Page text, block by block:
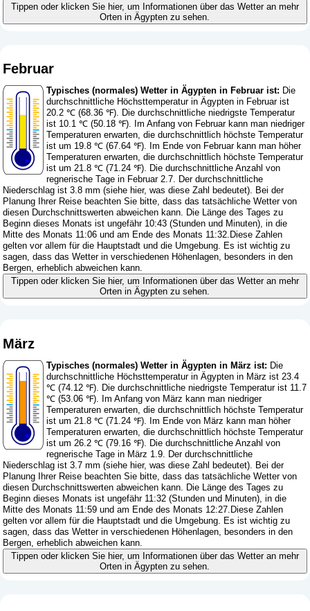
Tippen oder klicken Sie hier, um Informationen über das Wetter an mehr
Orten in Ägypten zu sehen.
Februar
Typisches (normales) Wetter in Ägypten in Februar ist: Die
durchschnittliche Höchsttemperatur in Ägypten in Februar ist
20.2 ℃ (68.36 ℉). Die durchschnittliche niedrigste Temperatur
ist 10.1 ℃ (50.18 ℉). Im Anfang von Februar kann man niedriger
Temperaturen erwarten, die durchschnittlich höchste Temperatur
ist um 19.8 ℃ (67.64 ℉). Im Ende von Februar kann man höher
Temperaturen erwarten, die durchschnittlich höchste Temperatur
ist um 21.8 ℃ (71.24 ℉). Die durchschnittliche Anzahl von
regnerische Tage in Februar 2.7. Der durchschnittliche
Niederschlag ist 3.8 mm (siehe hier, was diese Zahl bedeutet). Bei der
Planung Ihrer Reise beachten Sie bitte, dass das tatsächliche Wetter von
diesen Durchschnittswerten abweichen kann. Die Länge des Tages zu
Beginn dieses Monats ist ungefähr 10:43 (Stunden und Minuten), in die
Mitte des Monats 11:06 und am Ende des Monats 11:32.Diese Zahlen
gelten vor allem für die Hauptstadt und die Umgebung. Es ist wichtig zu
sagen, dass das Wetter in verschiedenen Höhenlagen, besonders in den
Bergen, erheblich abweichen kann.
Tippen oder klicken Sie hier, um Informationen über das Wetter an mehr
Orten in Ägypten zu sehen.
März
Typisches (normales) Wetter in Ägypten in März ist: Die
durchschnittliche Höchsttemperatur in Ägypten in März ist 23.4
℃ (74.12 ℉). Die durchschnittliche niedrigste Temperatur ist 11.7
℃ (53.06 ℉). Im Anfang von März kann man niedriger
Temperaturen erwarten, die durchschnittlich höchste Temperatur
ist um 21.8 ℃ (71.24 ℉). Im Ende von März kann man höher
Temperaturen erwarten, die durchschnittlich höchste Temperatur
ist um 26.2 ℃ (79.16 ℉). Die durchschnittliche Anzahl von
regnerische Tage in März 1.9. Der durchschnittliche
Niederschlag ist 3.7 mm (siehe hier, was diese Zahl bedeutet). Bei der
Planung Ihrer Reise beachten Sie bitte, dass das tatsächliche Wetter von
diesen Durchschnittswerten abweichen kann. Die Länge des Tages zu
Beginn dieses Monats ist ungefähr 11:32 (Stunden und Minuten), in die
Mitte des Monats 11:59 und am Ende des Monats 12:27.Diese Zahlen
gelten vor allem für die Hauptstadt und die Umgebung. Es ist wichtig zu
sagen, dass das Wetter in verschiedenen Höhenlagen, besonders in den
Bergen, erheblich abweichen kann.
Tippen oder klicken Sie hier, um Informationen über das Wetter an mehr
Orten in Ägypten zu sehen.